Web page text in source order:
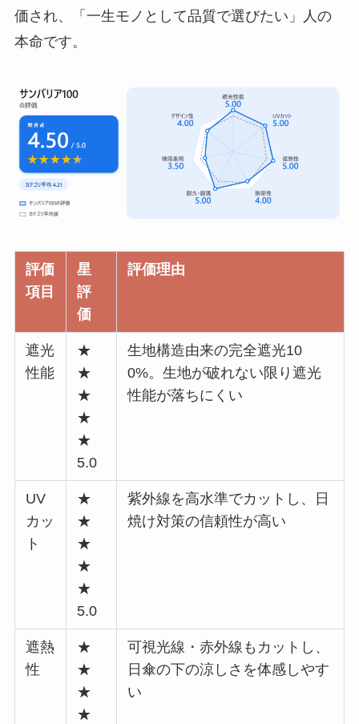
価され、「一生モノとして品質で選びたい」人の
本命です。
評価
項目
星
評
価
評価理由
遮光
性能
★
★
★
★
★
5.0
生地構造由来の完全遮光10
0%。生地が破れない限り遮光
性能が落ちにくい
UV
カッ
ト
★
★
★
★
★
5.0
紫外線を高水準でカットし、日
焼け対策の信頼性が高い
遮熱
性
★
★
★
★
可視光線・赤外線もカットし、
日傘の下の涼しさを体感しやす
い